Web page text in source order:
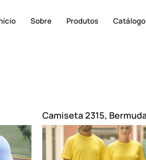
Sobre Produtos Catálogo